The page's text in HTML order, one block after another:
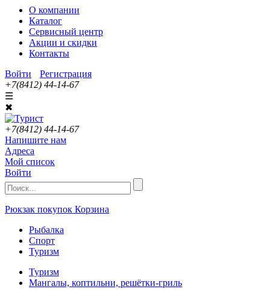
О компании
Каталог
Сервисный центр
Акции и скидки
Контакты
Войти
Регистрация
+7(8412) 44-14-67
☰
✖
+7(8412) 44-14-67
Напишите нам
Адреса
Мой список
Войти
Рюкзак покупок Корзина
Рыбалка
Спорт
Туризм
Туризм
Мангалы, коптильни, решётки-гриль